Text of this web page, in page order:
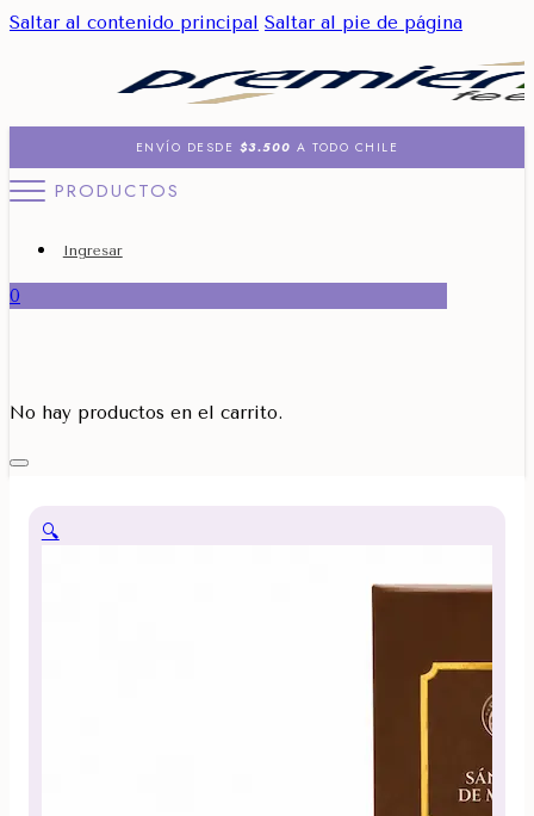
Saltar al contenido principal Saltar al pie de página
ENVÍO DESDE $3.500 A TODO CHILE
PRODUCTOS
Ingresar
0
No hay productos en el carrito.
🔍